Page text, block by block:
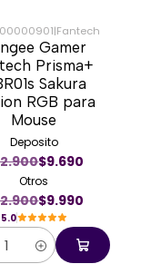
|Fantech
Gamer
Prisma+
Sakura
RGB para
Mouse
Deposito
$9.690
Otros
$9.990
5.0